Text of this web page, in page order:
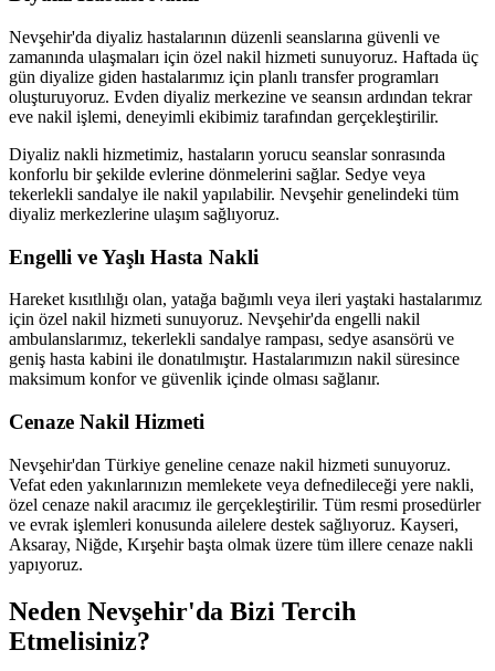
Nevşehir'da diyaliz hastalarının düzenli seanslarına güvenli ve
zamanında ulaşmaları için özel nakil hizmeti sunuyoruz. Haftada üç
gün diyalize giden hastalarımız için planlı transfer programları
oluşturuyoruz. Evden diyaliz merkezine ve seansın ardından tekrar
eve nakil işlemi, deneyimli ekibimiz tarafından gerçekleştirilir.
Diyaliz nakli hizmetimiz, hastaların yorucu seanslar sonrasında
konforlu bir şekilde evlerine dönmelerini sağlar. Sedye veya
tekerlekli sandalye ile nakil yapılabilir. Nevşehir genelindeki tüm
diyaliz merkezlerine ulaşım sağlıyoruz.
Engelli ve Yaşlı Hasta Nakli
Hareket kısıtlılığı olan, yatağa bağımlı veya ileri yaştaki hastalarımız
için özel nakil hizmeti sunuyoruz. Nevşehir'da engelli nakil
ambulanslarımız, tekerlekli sandalye rampası, sedye asansörü ve
geniş hasta kabini ile donatılmıştır. Hastalarımızın nakil süresince
maksimum konfor ve güvenlik içinde olması sağlanır.
Cenaze Nakil Hizmeti
Nevşehir'dan Türkiye geneline cenaze nakil hizmeti sunuyoruz.
Vefat eden yakınlarınızın memlekete veya defnedileceği yere nakli,
özel cenaze nakil aracımız ile gerçekleştirilir. Tüm resmi prosedürler
ve evrak işlemleri konusunda ailelere destek sağlıyoruz. Kayseri,
Aksaray, Niğde, Kırşehir başta olmak üzere tüm illere cenaze nakli
yapıyoruz.
Neden Nevşehir'da Bizi Tercih
Etmelisiniz?